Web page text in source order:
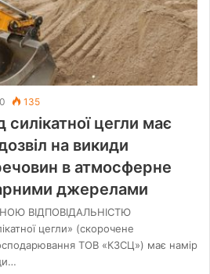
0 135
цегли має
на викиди
в атмосферне
джерелами
ВІДПОВІДАЛЬНІСТЮ
цегли» (скорочене
ТОВ «КЗСЦ») має намір